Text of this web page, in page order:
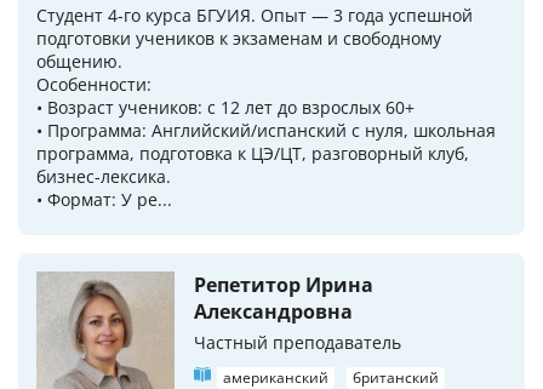
Студент 4-го курса БГУИЯ. Опыт — 3 года успешной
подготовки учеников к экзаменам и свободному
общению.
Особенности:
• Возраст учеников: с 12 лет до взрослых 60+
• Программа: Английский/испанский с нуля, школьная
программа, подготовка к ЦЭ/ЦТ, разговорный клуб,
бизнес-лексика.
• Формат: У ре...
Репетитор Ирина
Александровна
Частный преподаватель
американский британский